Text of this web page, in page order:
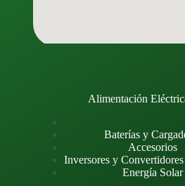
Alimentación
Baterías y
Accesorios
Inversores y
Energía Solar